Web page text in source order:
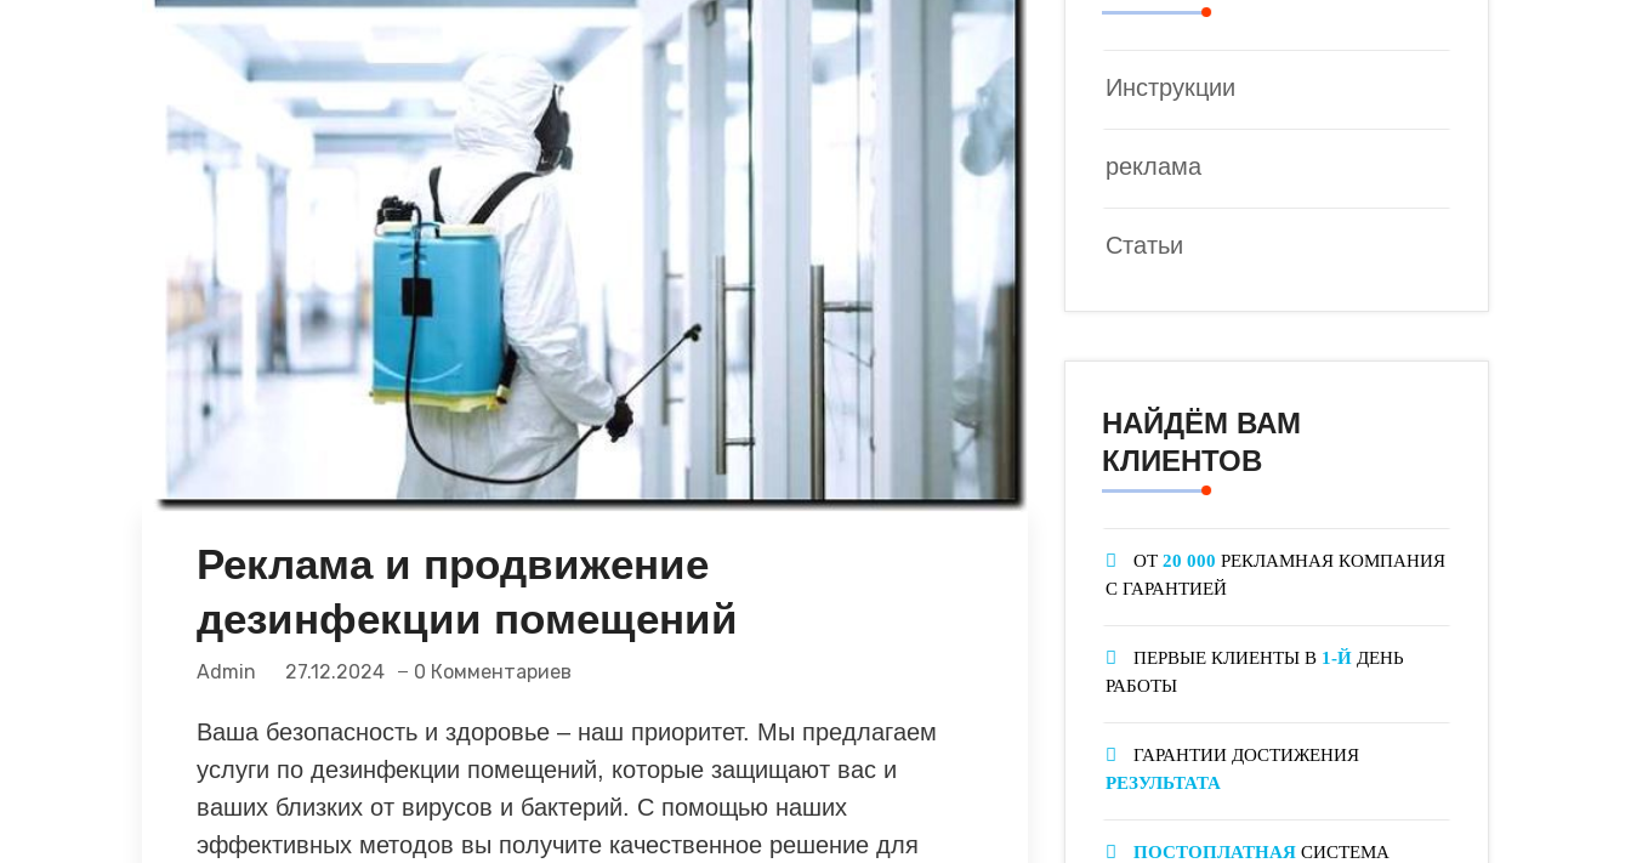
Реклама и продвижение
дезинфекции помещений
Admin 27.12.2024 0 Комментариев
Ваша безопасность и здоровье – наш приоритет. Мы предлагаем
услуги по дезинфекции помещений, которые защищают вас и
ваших близких от вирусов и бактерий. С помощью наших
эффективных методов вы получите качественное решение для
Инструкции
реклама
Статьи
НАЙДЁМ ВАМ
КЛИЕНТОВ
ОТ 20 000 РЕКЛАМНАЯ КОМПАНИЯ
С ГАРАНТИЕЙ
ПЕРВЫЕ КЛИЕНТЫ В 1-Й ДЕНЬ
РАБОТЫ
ГАРАНТИИ ДОСТИЖЕНИЯ
РЕЗУЛЬТАТА
ПОСТОПЛАТНАЯ СИСТЕМА